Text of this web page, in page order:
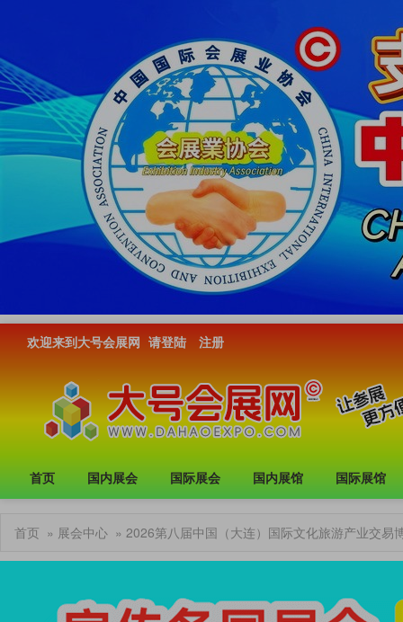
欢迎来到大号会展网 请登陆 注册
首页 国内展会 国际展会 国内展馆 国际展馆
首页 » 展会中心 » 2026第八届中国（大连）国际文化旅游产业交易